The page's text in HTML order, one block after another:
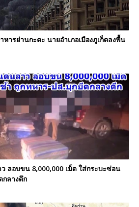
ารย่านกะตะ นายอำเภอเมืองภูเก็ตลงพื้น
ลอบขน 8,000,000 เม็ด ใส่กระบะซ่อน
กลางดึก